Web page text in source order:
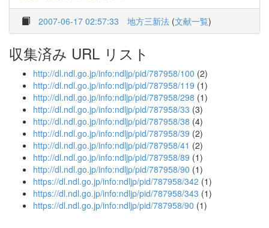
2007-06-17 02:57:33 地方三新法 (文献一覧)
収集済み URL リスト
http://dl.ndl.go.jp/info:ndljp/pid/787958/100 (2)
http://dl.ndl.go.jp/info:ndljp/pid/787958/119 (1)
http://dl.ndl.go.jp/info:ndljp/pid/787958/298 (1)
http://dl.ndl.go.jp/info:ndljp/pid/787958/33 (3)
http://dl.ndl.go.jp/info:ndljp/pid/787958/38 (4)
http://dl.ndl.go.jp/info:ndljp/pid/787958/39 (2)
http://dl.ndl.go.jp/info:ndljp/pid/787958/41 (2)
http://dl.ndl.go.jp/info:ndljp/pid/787958/89 (1)
http://dl.ndl.go.jp/info:ndljp/pid/787958/90 (1)
https://dl.ndl.go.jp/info:ndljp/pid/787958/342 (1)
https://dl.ndl.go.jp/info:ndljp/pid/787958/343 (1)
https://dl.ndl.go.jp/info:ndljp/pid/787958/90 (1)